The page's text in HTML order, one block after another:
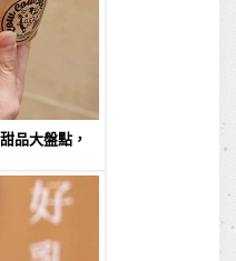
品大盤點，